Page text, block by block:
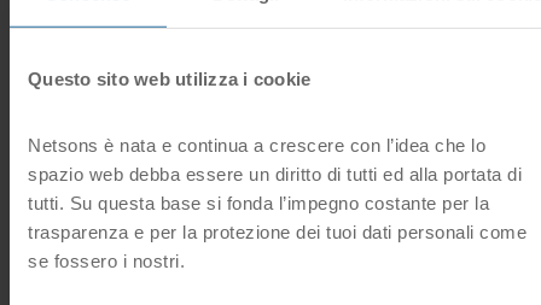
Questo sito web utilizza i cookie
Netsons è nata e continua a crescere con l’idea che lo
spazio web debba essere un diritto di tutti ed alla portata di
tutti. Su questa base si fonda l’impegno costante per la
trasparenza e per la protezione dei tuoi dati personali come
se fossero i nostri.
0 Utenti hanno trovato questa risposta utile
Hai trovato
risposta?
Domande frequenti correlate
Dove posso attivare un nuovo servizio di Cloud Server?